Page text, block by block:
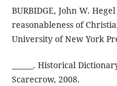
BURBIDGE, John W.
reasonableness of
University of New York
______. Historical
Scarecrow, 2008.